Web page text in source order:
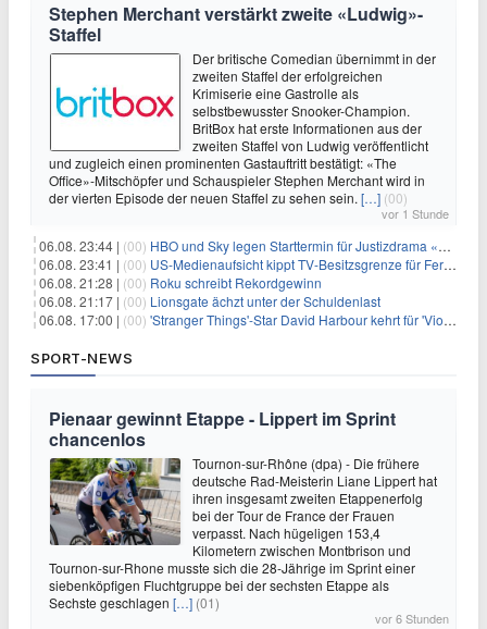
Stephen Merchant verstärkt zweite «Ludwig»-
Staffel
Der britische Comedian übernimmt in der
zweiten Staffel der erfolgreichen
Krimiserie eine Gastrolle als
selbstbewusster Snooker-Champion.
BritBox hat erste Informationen aus der
zweiten Staffel von Ludwig veröffentlicht
und zugleich einen prominenten Gastauftritt bestätigt: «The
Office»-Mitschöpfer und Schauspieler Stephen Merchant wird in
der vierten Episode der neuen Staffel zu sehen sein. […] (00)
vor 1 Stunde
06.08. 23:44 | (00) HBO und Sky legen Starttermin für Justizdrama «War» fest
06.08. 23:41 | (00) US-Medienaufsicht kippt TV-Besitzsgrenze für Fernsehsender
06.08. 21:28 | (00) Roku schreibt Rekordgewinn
06.08. 21:17 | (00) Lionsgate ächzt unter der Schuldenlast
06.08. 17:00 | (00) 'Stranger Things'-Star David Harbour kehrt für 'Violent Night 2' zurück – Kristen Bell stößt zur Besetzung
SPORT-NEWS
Pienaar gewinnt Etappe - Lippert im Sprint
chancenlos
Tournon-sur-Rhône (dpa) - Die frühere
deutsche Rad-Meisterin Liane Lippert hat
ihren insgesamt zweiten Etappenerfolg
bei der Tour de France der Frauen
verpasst. Nach hügeligen 153,4
Kilometern zwischen Montbrison und
Tournon-sur-Rhone musste sich die 28-Jährige im Sprint einer
siebenköpfigen Fluchtgruppe bei der sechsten Etappe als
Sechste geschlagen […] (01)
vor 6 Stunden